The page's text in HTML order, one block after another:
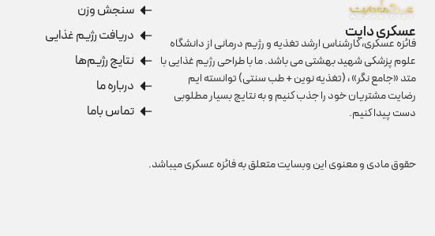
عسکری دایت
فائزه عسکری، کارشناس ارشد تغذیه و رژیم درمانی از دانشگاه
علوم پزشکی شهید بهشتی می باشد. ما با طراحی رژیم غذایی با
متد «جامع نگر» ، (تغذیه نوین + طب سنتی) توانسته ایم
رضایت مشتریان خود را جذب کنیم و به نتایج بسیار مطلوبی
دست پیدا کنیم.
سنجش وزن
دریافت رژیم غذایی
نتایج رژیم‌ها
درباره ما
تماس با‌ما
حقوق مادی و معنوی این وبسایت متعلق به فائزه عسکری میباشد.